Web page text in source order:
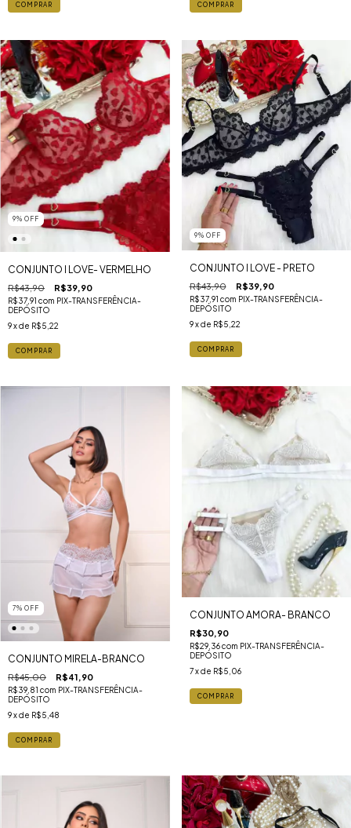
COMPRAR COMPRAR
9% OFF
CONJUNTO I LOVE- VERMELHO
R$43,90 R$39,90
R$37,91 com PIX-TRANSFERÊNCIA-
DEPÓSITO
9x de R$5,22
COMPRAR
9% OFF
CONJUNTO I LOVE - PRETO
R$43,90 R$39,90
R$37,91 com PIX-TRANSFERÊNCIA-
DEPÓSITO
9 x de R$5,22
COMPRAR
7% OFF
CONJUNTO MIRELA-BRANCO
R$45,00 R$41,90
R$39,81 com PIX-TRANSFERÊNCIA-
DEPÓSITO
9x de R$5,48
COMPRAR
CONJUNTO AMORA- BRANCO
R$30,90
R$29,36com PIX-TRANSFERÊNCIA-
DEPÓSITO
7 x de R$5,06
COMPRAR